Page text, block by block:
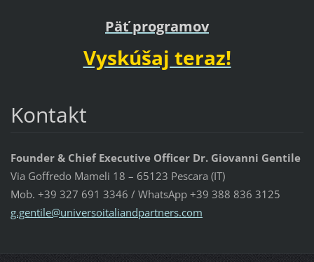
Päť programov
Vyskúšaj teraz!
Kontakt
Founder & Chief Executive Officer Dr. Giovanni Gentile
Via Goffredo Mameli 18 – 65123 Pescara (IT)
Mob. +39 327 691 3346 / WhatsApp +39 388 836 3125
g.gentile@universoitaliandpartners.com